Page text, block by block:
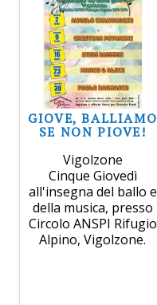
GIOVE, BALLIAMO
SE NON PIOVE!
Vigolzone
Cinque Giovedì
all'insegna del ballo e
della musica, presso
Circolo ANSPI Rifugio
Alpino, Vigolzone.